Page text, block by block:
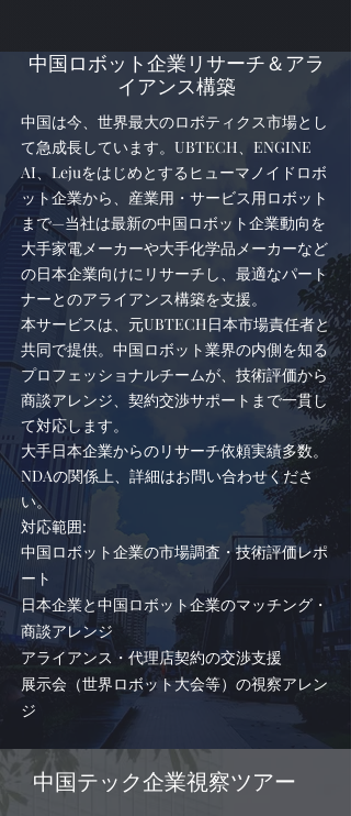
中国ロボット企業リサーチ＆アラ
イアンス構築
中国は今、世界最大のロボティクス市場とし
て急成長しています。UBTECH、ENGINE
AI、Lejuをはじめとするヒューマノイドロボ
ット企業から、産業用・サービス用ロボット
まで—当社は最新の中国ロボット企業動向を
大手家電メーカーや大手化学品メーカーなど
の日本企業向けにリサーチし、最適なパート
ナーとのアライアンス構築を支援。
本サービスは、元UBTECH日本市場責任者と
共同で提供。中国ロボット業界の内側を知る
プロフェッショナルチームが、技術評価から
商談アレンジ、契約交渉サポートまで一貫し
て対応します。
大手日本企業からのリサーチ依頼実績多数。
NDAの関係上、詳細はお問い合わせくださ
い。
対応範囲:
中国ロボット企業の市場調査・技術評価レポ
ート
日本企業と中国ロボット企業のマッチング・
商談アレンジ
アライアンス・代理店契約の交渉支援
展示会（世界ロボット大会等）の視察アレン
ジ
中国テック企業視察ツアー